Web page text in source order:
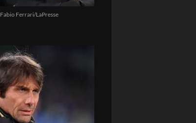
Fabio Ferrari/LaPresse